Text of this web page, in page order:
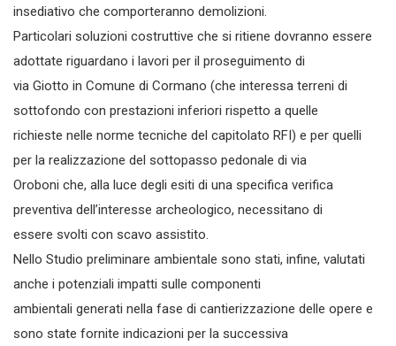
insediativo che comporteranno demolizioni.
Particolari soluzioni costruttive che si ritiene dovranno essere
adottate riguardano i lavori per il proseguimento di
via Giotto in Comune di Cormano (che interessa terreni di
sottofondo con prestazioni inferiori rispetto a quelle
richieste nelle norme tecniche del capitolato RFI) e per quelli
per la realizzazione del sottopasso pedonale di via
Oroboni che, alla luce degli esiti di una specifica verifica
preventiva dell’interesse archeologico, necessitano di
essere svolti con scavo assistito.
Nello Studio preliminare ambientale sono stati, infine, valutati
anche i potenziali impatti sulle componenti
ambientali generati nella fase di cantierizzazione delle opere e
sono state fornite indicazioni per la successiva